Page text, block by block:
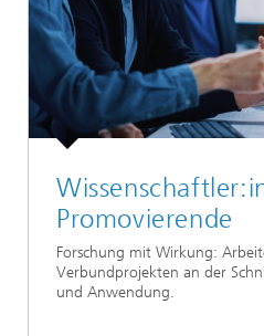
Promovierende
Forschung mit Wirkung:
Verbundprojekten an der
und Anwendung.